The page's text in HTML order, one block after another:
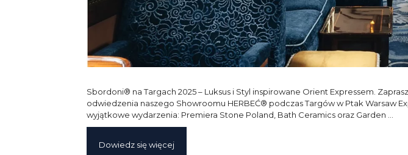
Sbordoni® na Targach 2025 – Luksus i Styl inspirowane Orient Expressem.
odwiedzenia naszego Showroomu HERBEĆ® podczas Targów w Ptak Warsaw
wyjątkowe wydarzenia: Premiera Stone Poland, Bath Ceramics oraz Garden …
Dowiedz się więcej